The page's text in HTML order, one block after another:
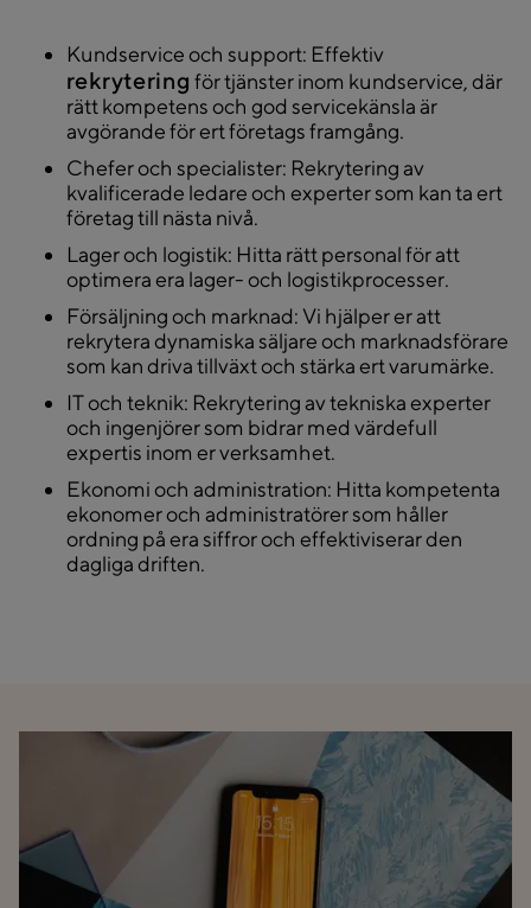
Kundservice och support: Effektiv
rekrytering för tjänster inom kundservice, där
rätt kompetens och god servicekänsla är
avgörande för ert företags framgång.
Chefer och specialister: Rekrytering av
kvalificerade ledare och experter som kan ta ert
företag till nästa nivå.
Lager och logistik: Hitta rätt personal för att
optimera era lager- och logistikprocesser.
Försäljning och marknad: Vi hjälper er att
rekrytera dynamiska säljare och marknadsförare
som kan driva tillväxt och stärka ert varumärke.
IT och teknik: Rekrytering av tekniska experter
och ingenjörer som bidrar med värdefull
expertis inom er verksamhet.
Ekonomi och administration: Hitta kompetenta
ekonomer och administratörer som håller
ordning på era siffror och effektiviserar den
dagliga driften.